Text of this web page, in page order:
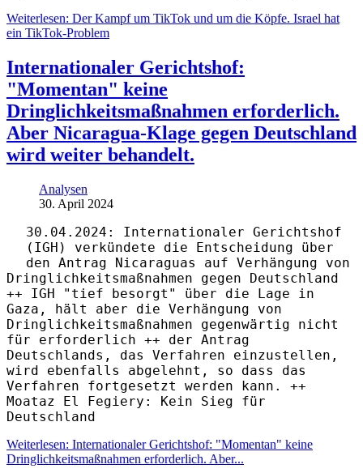
Weiterlesen: Der Kampf um TikTok und um die Köpfe. Israel hat
ein TikTok-Problem
Internationaler Gerichtshof:
"Momentan" keine
Dringlichkeitsmaßnahmen erforderlich.
Aber Nicaragua-Klage gegen Deutschland
wird weiter behandelt.
Analysen
30. April 2024
30.04.2024: Internationaler Gerichtshof
(IGH) verkündete die Entscheidung über
den Antrag Nicaraguas auf Verhängung von
Dringlichkeitsmaßnahmen gegen Deutschland
++ IGH "tief besorgt" über die Lage in
Gaza, hält aber die Verhängung von
Dringlichkeitsmaßnahmen gegenwärtig nicht
für erforderlich ++ der Antrag
Deutschlands, das Verfahren einzustellen,
wird ebenfalls abgelehnt, so dass das
Verfahren fortgesetzt werden kann. ++
Moataz El Fegiery: Kein Sieg für
Deutschland
Weiterlesen: Internationaler Gerichtshof: "Momentan" keine
Dringlichkeitsmaßnahmen erforderlich. Aber...